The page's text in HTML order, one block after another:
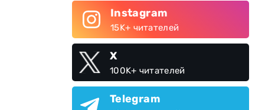
Instagram
15K+ читателей
X
100K+ читателей
Telegram